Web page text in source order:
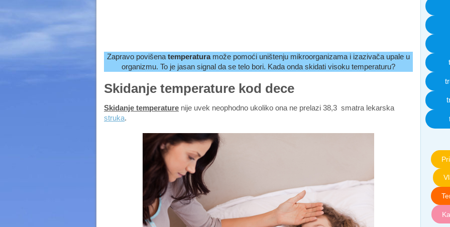
Zapravo povišena temperaturamože pomoći uništenju mikroorganizama i izazivača upale u
organizmu. To je jasan signal da se telo bori. Kada onda skidati visoku temperaturu?
Skidanje temperature kod dece
Skidanje temperature nije uvek neophodno ukoliko ona ne prelazi 38,3 smatra lekarska
struka.